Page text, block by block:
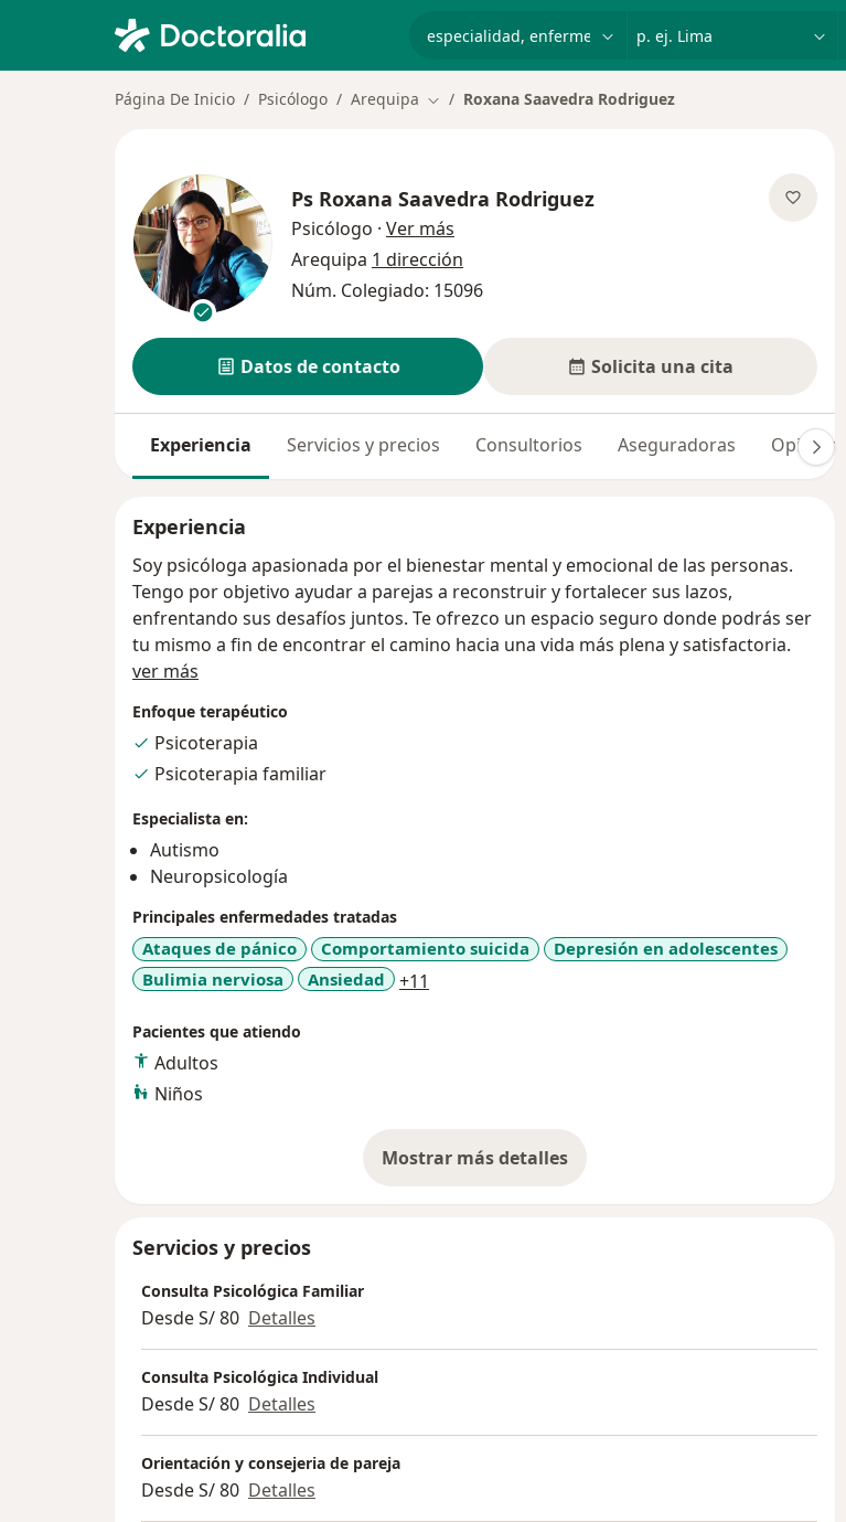
Página De Inicio Psicólogo Arequipa Cambiar de ciudad
Roxana Saavedra Rodriguez
Ps Roxana Saavedra Rodriguez
Psicólogo · Ver más
Arequipa 1 dirección
Núm. Colegiado: 15096
Datos de contacto Solicita una cita
Experiencia Servicios y precios Consultorios Aseguradoras Opiniones
Experiencia
Soy psicóloga apasionada por el bienestar mental y emocional de las personas.
Tengo por objetivo ayudar a parejas a reconstruir y fortalecer sus lazos,
enfrentando sus desafíos juntos. Te ofrezco un espacio seguro donde podrás ser
tu mismo a fin de encontrar el camino hacia una vida más plena y satisfactoria.
ver más
Enfoque terapéutico
Psicoterapia
Psicoterapia familiar
Especialista en:
Autismo
Neuropsicología
Principales enfermedades tratadas
Ataques de pánico Comportamiento suicida
Depresión en adolescentes
Bulimia nerviosa
Ansiedad +11
Pacientes que atiendo
Adultos
Niños
Mostrar más detalles
sobre la experiencia
Servicios y precios
Consulta Psicológica Familiar
Desde S/ 80 Detalles
Consulta Psicológica Individual
Desde S/ 80 Detalles
Orientación y consejeria de pareja
Desde S/ 80 Detalles